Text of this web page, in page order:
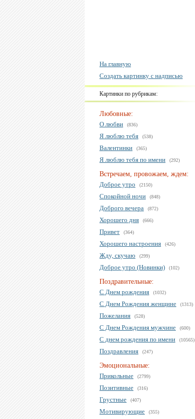
На главную
Создать картинку с надписью
Картинки по рубрикам:
Любовные:
О любви
(836)
Я люблю тебя (538)
Валентинки (365)
Я люблю тебя по имени (292)
Встречаем, провожаем, ждем:
Доброе утро
(2150)
Спокойной ночи (848)
Доброго вечера (872)
Хорошего дня (666)
Привет (364)
Хорошего настроения (426)
Жду, скучаю (299)
Доброе утро (Новинки) (102)
Поздравительные:
С Днем рождения
(1032)
С Днем Рождения женщине (1313)
Пожелания (528)
С Днем Рождения мужчине (600)
С днем рождения по имени (10565)
Поздравления (247)
Эмоциональные:
Прикольные
(2799)
Позитивные (316)
Грустные (407)
Мотивирующие (355)